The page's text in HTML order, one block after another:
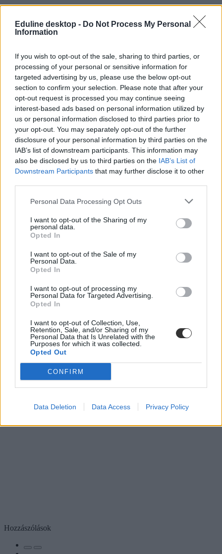
Eduline desktop - Do Not Process My Personal
Information
If you wish to opt-out of the sale, sharing to third parties, or
processing of your personal or sensitive information for
targeted advertising by us, please use the below opt-out
section to confirm your selection. Please note that after your
opt-out request is processed you may continue seeing
interest-based ads based on personal information utilized by
us or personal information disclosed to third parties prior to
your opt-out. You may separately opt-out of the further
disclosure of your personal information by third parties on the
IAB’s list of downstream participants. This information may
also be disclosed by us to third parties on the IAB’s List of
Downstream Participants that may further disclose it to other
Personal Data Processing Opt Outs
I want to opt-out of the Sharing of my
personal data.
Opted In
I want to opt-out of the Sale of my
Personal Data.
Opted In
I want to opt-out of processing my
Personal Data for Targeted Advertising.
Opted In
I want to opt-out of Collection, Use,
Retention, Sale, and/or Sharing of my
Personal Data that Is Unrelated with the
Purposes for which it was collected.
Opted Out
CONFIRM
Data Deletion Data Access Privacy Policy
modellváltás
alapítványi fenntartó
fenntartóváltás
Testnevelési Egyetem
Hozzászólások